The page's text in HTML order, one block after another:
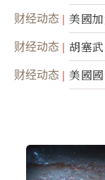
蹤
财经动态
美國
民權
财经动态
胡塞
面入
财经动态 美國